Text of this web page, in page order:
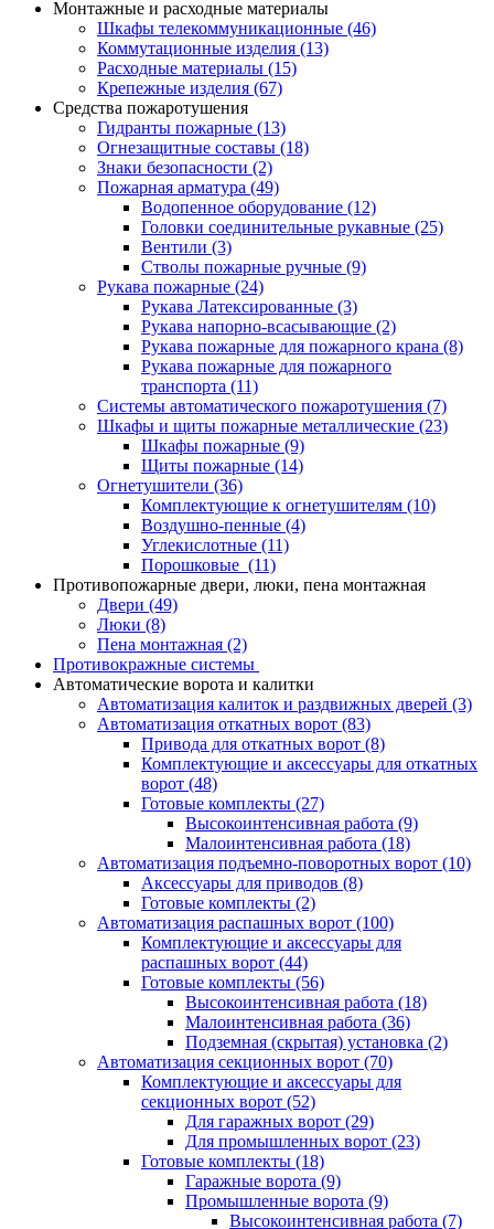
Монтажные и расходные материалы
Шкафы телекоммуникационные (46)
Коммутационные изделия (13)
Расходные материалы (15)
Крепежные изделия (67)
Средства пожаротушения
Гидранты пожарные (13)
Огнезащитные составы (18)
Знаки безопасности (2)
Пожарная арматура (49)
Водопенное оборудование (12)
Головки соединительные рукавные (25)
Вентили (3)
Стволы пожарные ручные (9)
Рукава пожарные (24)
Рукава Латексированные (3)
Рукава напорно-всасывающие (2)
Рукава пожарные для пожарного крана (8)
Рукава пожарные для пожарного
транспорта (11)
Системы автоматического пожаротушения (7)
Шкафы и щиты пожарные металлические (23)
Шкафы пожарные (9)
Щиты пожарные (14)
Огнетушители (36)
Комплектующие к огнетушителям (10)
Воздушно-пенные (4)
Углекислотные (11)
Порошковые (11)
Противопожарные двери, люки, пена монтажная
Двери (49)
Люки (8)
Пена монтажная (2)
Противокражные системы
Автоматические ворота и калитки
Автоматизация калиток и раздвижных дверей (3)
Автоматизация откатных ворот (83)
Привода для откатных ворот (8)
Комплектующие и аксессуары для откатных
ворот (48)
Готовые комплекты (27)
Высокоинтенсивная работа (9)
Малоинтенсивная работа (18)
Автоматизация подъемно-поворотных ворот (10)
Аксессуары для приводов (8)
Готовые комплекты (2)
Автоматизация распашных ворот (100)
Комплектующие и аксессуары для
распашных ворот (44)
Готовые комплекты (56)
Высокоинтенсивная работа (18)
Малоинтенсивная работа (36)
Подземная (скрытая) установка (2)
Автоматизация секционных ворот (70)
Комплектующие и аксессуары для
секционных ворот (52)
Для гаражных ворот (29)
Для промышленных ворот (23)
Готовые комплекты (18)
Гаражные ворота (9)
Промышленные ворота (9)
Высокоинтенсивная работа (7)